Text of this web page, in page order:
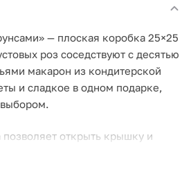
— плоская коробка 25×25
роз соседствуют с десятью
макарон из кондитерской
и сладкое в одном подарке,
открыть крышку и
в плёнке.